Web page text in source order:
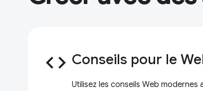
code Conseils pour le
Utilisez les conseils Web